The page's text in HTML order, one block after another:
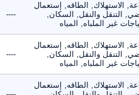
الاستهلاك, الطاقه, إستعمال
التنقل والنقل, السكان,
غير الملباه, المياه
----
الاستهلاك, الطاقه, إستعمال
التنقل والنقل, السكان,
غير الملباه, المياه
----
الاستهلاك, الطاقه, إستعمال